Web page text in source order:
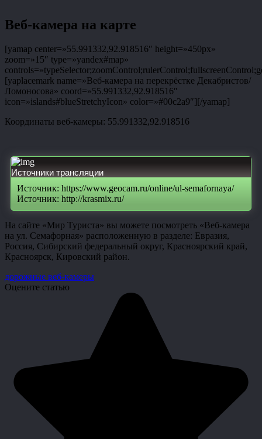
Веб-камера на карте
[yamap center=»55.991332,92.918516″ height=»450px»
zoom=»15″ type=»yandex#map»
[yaplacemark name=»Веб-камера на перекрёстке Декабристов/
Ломоносова» coord=»55.991332,92.918516″
icon=»islands#blueStretchyIcon» color=»#00c2a9″][/yamap]
Координаты веб-камеры: 55.991332,92.918516
Источники трансляции
Источник: https://www.geocam.ru/online/ul-semafornaya/
Источник: http://krasmix.ru/
На сайте «Мир Туриста» вы можете посмотреть «Веб-камера
на ул. Семафорная» расположенную в разделе: Евразия,
Россия, Сибирский федеральный округ, Красноярский край,
Красноярск, Кировский район.
дорожные веб-камеры
Оцените статью